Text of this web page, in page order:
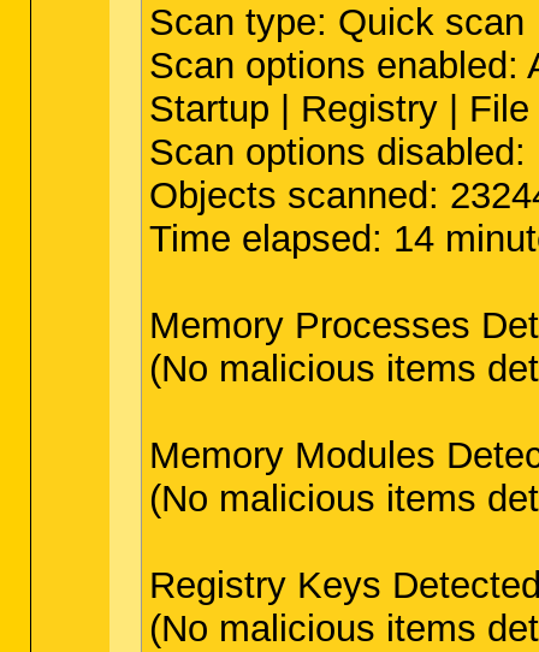
Scan type: Quick scan
Scan options enabled:
Startup | Registry |
Scan options disabled:
Objects scanned:
Time elapsed: 14
Memory Processes
(No malicious items
Memory Modules
(No malicious items
Registry Keys
(No malicious items